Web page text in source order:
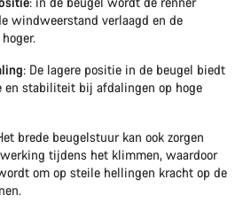
windweerstand verlaagd en de
: De lagere positie in de beugel biedt
en stabiliteit bij afdalingen op hoge
brede beugelstuur kan ook zorgen
tijdens het klimmen, waardoor
om op steile hellingen kracht op de